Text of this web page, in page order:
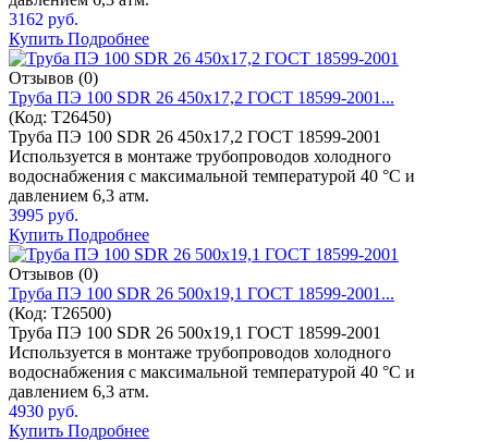
3162 руб.
Купить Подробнее
Отзывов (0)
Труба ПЭ 100 SDR 26 450x17,2 ГОСТ 18599-2001...
(Код: T26450)
Труба ПЭ 100 SDR 26 450x17,2 ГОСТ 18599-2001
Используется в монтаже трубопроводов холодного
водоснабжения с максимальной температурой 40 °C и
давлением 6,3 атм.
3995 руб.
Купить Подробнее
Отзывов (0)
Труба ПЭ 100 SDR 26 500x19,1 ГОСТ 18599-2001...
(Код: T26500)
Труба ПЭ 100 SDR 26 500x19,1 ГОСТ 18599-2001
Используется в монтаже трубопроводов холодного
водоснабжения с максимальной температурой 40 °C и
давлением 6,3 атм.
4930 руб.
Купить Подробнее